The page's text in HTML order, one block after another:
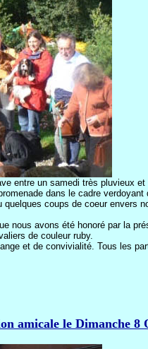
entre un samedi très pluvieux
dans le cadre
coups de coeur envers
nous avons été honoré par la
de couleur ruby.
et de convivialité. Tous les
amicale le Dimanche 8